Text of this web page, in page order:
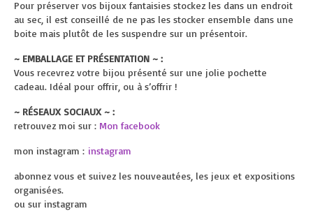
Pour préserver vos bijoux fantaisies stockez les dans un endroit
au sec, il est conseillé de ne pas les stocker ensemble dans une
boite mais plutôt de les suspendre sur un présentoir.
~ EMBALLAGE ET PRÉSENTATION ~ :
Vous recevrez votre bijou présenté sur une jolie pochette
cadeau. Idéal pour offrir, ou à s’offrir !
~ RÉSEAUX SOCIAUX ~ :
retrouvez moi sur : Mon facebook
mon instagram : instagram
abonnez vous et suivez les nouveautées, les jeux et expositions
organisées.
ou sur instagram